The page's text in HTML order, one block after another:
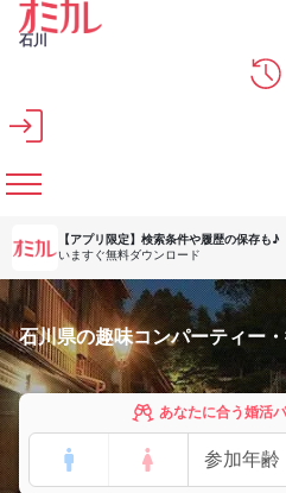
メインコンテンツへスキップ
石川
【アプリ限定】 検索条件や履歴の保存も♪
いますぐ無料ダウンロード
石川県の趣味コンパーティー
あなたに合う婚活